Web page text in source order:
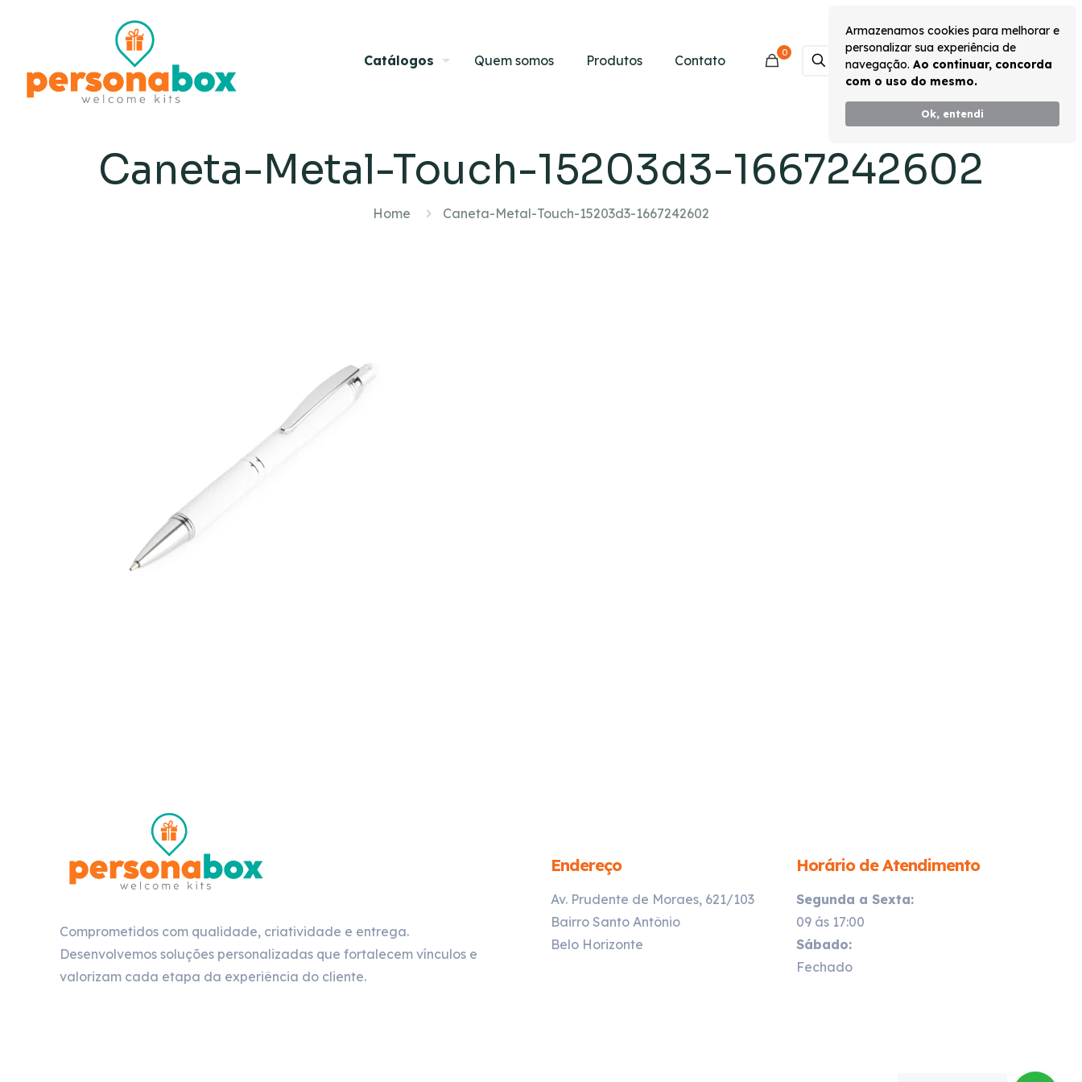
Armazenamos cookies para melhorar e
personalizar sua experiência de
navegação. Ao continuar, concorda
com o uso do mesmo.
Ok, entendi
Catálogos Quem somos Produtos Contato 0 Monte seu Kit
Caneta-Metal-Touch-15203d3-1667242602
Home Caneta-Metal-Touch-15203d3-1667242602
Comprometidos com qualidade, criatividade e entrega.
Desenvolvemos soluções personalizadas que fortalecem vínculos e
valorizam cada etapa da experiência do cliente.
Endereço
Av. Prudente de Moraes, 621/103
Bairro Santo Antônio
Belo Horizonte
Horário de Atendimento
Segunda a Sexta:
09 ás 17:00
Sábado:
Fechado